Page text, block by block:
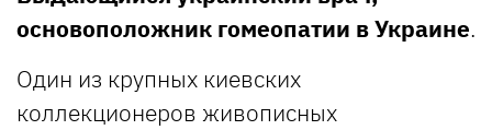
основоположник гомеопатии в Украине.
Один из крупных киевских
коллекционеров живописных